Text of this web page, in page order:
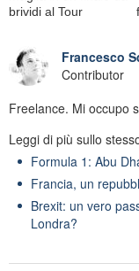
brividi al Tour
Francesco
Contributor
Freelance. Mi occupo
Leggi di più sullo
Formula 1: Abu
Francia, un
Brexit: un vero
Londra?